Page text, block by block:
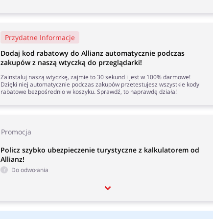
Promocja
Policz szybko ubezpieczenie turystyczne z kalkulatorem od
Allianz!
Do odwołania
Przydatne Informacje
Dodaj kod rabatowy do Allianz automatycznie podczas
zakupów z naszą wtyczką do przeglądarki!
Zainstaluj naszą wtyczkę, zajmie to 30 sekund i jest w 100% darmowe!
Dzięki niej automatycznie podczas zakupów przetestujesz wszystkie kody
rabatowe bezpośrednio w koszyku. Sprawdź, to naprawdę działa!